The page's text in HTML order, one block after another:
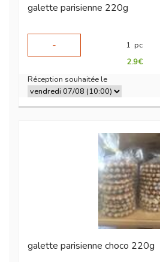
galette parisienne 220g
-
1 pc
2.9€
Réception souhaitée le
galette parisienne choco 220g